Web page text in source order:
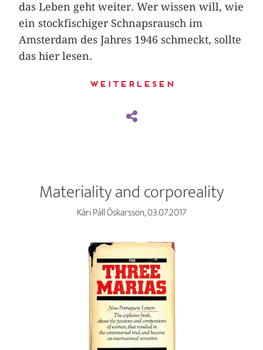
das Leben geht weiter. Wer wissen will, wie
ein stockfischiger Schnapsrausch im
Amsterdam des Jahres 1946 schmeckt, sollte
das hier lesen.
Weiterlesen
Materiality and corporeality
Kári Páll Óskarsson, 03.07.2017